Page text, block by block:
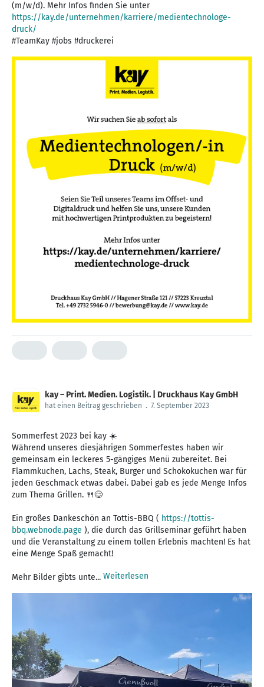
https://kay.de/unternehmen/karriere/medientechnologe-
druck/
#TeamKay #jobs #druckerei
kay – Print. Medien. Logistik. | Druckhaus Kay GmbH
hat einen Beitrag geschrieben . 7. September 2023
Sommerfest 2023 bei kay ☀️
Während unseres diesjährigen Sommerfestes haben wir
gemeinsam ein leckeres 5-gängiges Menü zubereitet. Bei
Flammkuchen, Lachs, Steak, Burger und Schokokuchen war für
jeden Geschmack etwas dabei. Dabei gab es jede Menge Infos
zum Thema Grillen. 🍴😋
Ein großes Dankeschön an Tottis-BBQ ( https://tottis-
bbq.webnode.page ), die durch das Grillseminar geführt haben
und die Veranstaltung zu einem tollen Erlebnis machten! Es hat
eine Menge Spaß gemacht!
Mehr Bilder gibts unte... Weiterlesen